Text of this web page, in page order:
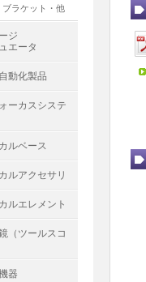
ブラケット・他
ジ
エータ
動化製品
ーカスシステ
ルベース
ルアクセサリ
ルエレメント
（ツールスコ
器